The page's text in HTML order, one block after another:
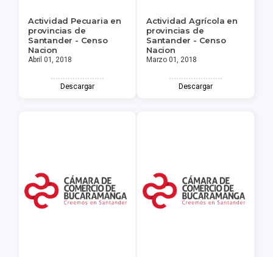
Actividad Pecuaria en
provincias de
Santander - Censo
Nacion
Abril 01, 2018
Descargar
Actividad Agrícola en
provincias de
Santander - Censo
Nacion
Marzo 01, 2018
Descargar